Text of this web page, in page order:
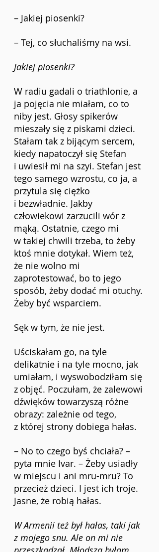
– Jakiej piosenki?
– Tej, co słuchaliśmy na wsi.
Jakiej piosenki?
W radiu gadali o triathlonie, a
ja pojęcia nie miałam, co to
niby jest. Głosy spikerów
mieszały się z piskami dzieci.
Stałam tak z bijącym sercem,
kiedy napatoczył się Stefan
i uwiesił mi na szyi. Stefan jest
tego samego wzrostu, co ja, a
przytula się ciężko
i bezwładnie. Jakby
człowiekowi zarzucili wór z
mąką. Ostatnie, czego mi
w takiej chwili trzeba, to żeby
ktoś mnie dotykał. Wiem też,
że nie wolno mi
zaprotestować, bo to jego
sposób, żeby dodać mi otuchy.
Żeby być wsparciem.
Sęk w tym, że nie jest.
Uściskałam go, na tyle
delikatnie i na tyle mocno, jak
umiałam, i wyswobodziłam się
z objęć. Poczułam, że zalewowi
dźwięków towarzyszą różne
obrazy: zależnie od tego,
z której strony dobiega hałas.
– No to czego byś chciała? –
pyta mnie Ivar. – Żeby usiadły
w miejscu i ani mru-mru? To
przecież dzieci. I jest ich troje.
Jasne, że robią hałas.
W Armenii też był hałas, taki jak
z mojego snu. Ale on mi nie